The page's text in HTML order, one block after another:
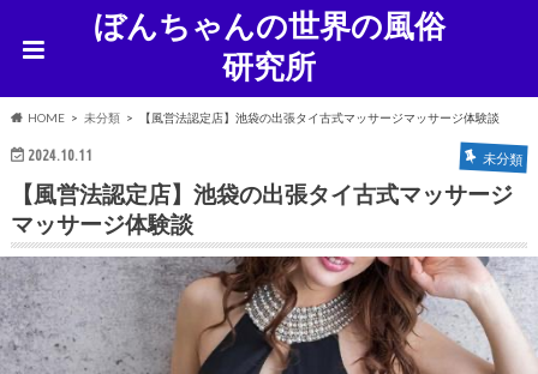
ぼんちゃんの世界の風俗
研究所
HOME 未分類 【風営法認定店】池袋の出張タイ古式マッサージマッサージ体験談
2024.10.11 未分類
【風営法認定店】池袋の出張タイ古式マッサージ
マッサージ体験談